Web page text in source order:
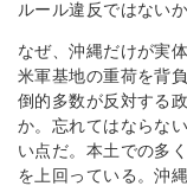
ルール違反ではないか
なぜ、沖縄だけが実
米軍基地の重荷を背
倒的多数が反対する
か。忘れてはならな
い点だ。本土での多
を上回っている。沖